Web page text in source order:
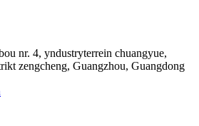
nr. 4, yndustryterrein chuangyue,
zengcheng, Guangzhou, Guangdong